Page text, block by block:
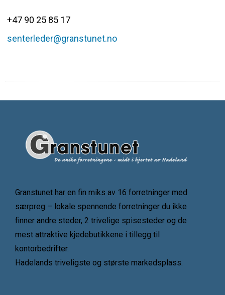
+47 90 25 85 17
senterleder@granstunet.no
Granstunet har en fin miks av 16 forretninger med
særpreg – lokale spennende forretninger du ikke
finner andre steder, 2 trivelige spisesteder og de
mest attraktive kjedebutikkene i tillegg til
kontorbedrifter.
Hadelands triveligste og største markedsplass.